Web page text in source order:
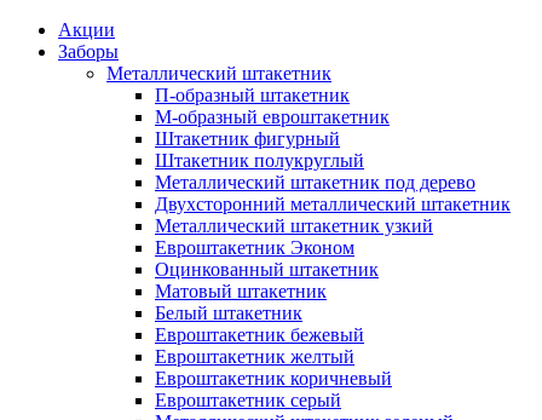
Акции
Заборы
Металлический штакетник
П-образный штакетник
М-образный евроштакетник
Штакетник фигурный
Штакетник полукруглый
Металлический штакетник под дерево
Двухсторонний металлический штакетник
Металлический штакетник узкий
Евроштакетник Эконом
Оцинкованный штакетник
Матовый штакетник
Белый штакетник
Евроштакетник бежевый
Евроштакетник желтый
Евроштакетник коричневый
Евроштакетник серый